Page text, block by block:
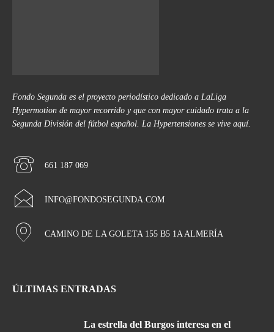
Fondo Segunda es el proyecto periodístico dedicado a LaLiga
Hypermotion de mayor recorrido y que con mayor cuidado trata a la
Segunda División del fútbol español. La Hypertensiones se vive aquí.
661 187 069
INFO@FONDOSEGUNDA.COM
CAMINO DE LA GOLETA 155 B5 1A ALMERÍA
ÚLTIMAS ENTRADAS
La estrella del Burgos interesa en el